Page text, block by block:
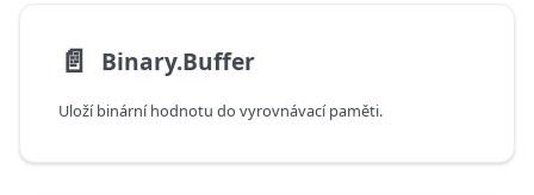
📄️ Binary.Buffer
Uloží binární hodnotu do vyrovnávací paměti.